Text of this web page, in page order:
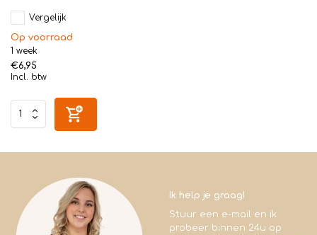
Vergelijk
Op voorraad
1 week
€6,95
Incl. btw
Ik help je graag!
Stuur een e-mail en ik
probeer binnen 24u op